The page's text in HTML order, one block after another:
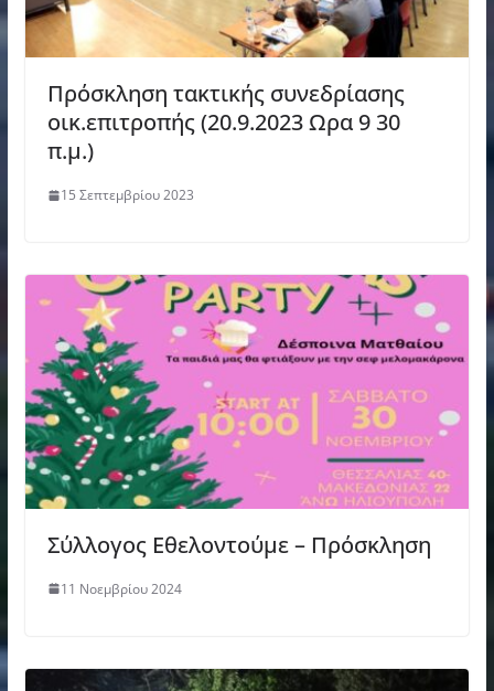
Πρόσκληση τακτικής συνεδρίασης
οικ.επιτροπής (20.9.2023 Ωρα 9 30
π.μ.)
15 Σεπτεμβρίου 2023
Σύλλογος Εθελοντούμε – Πρόσκληση
11 Νοεμβρίου 2024